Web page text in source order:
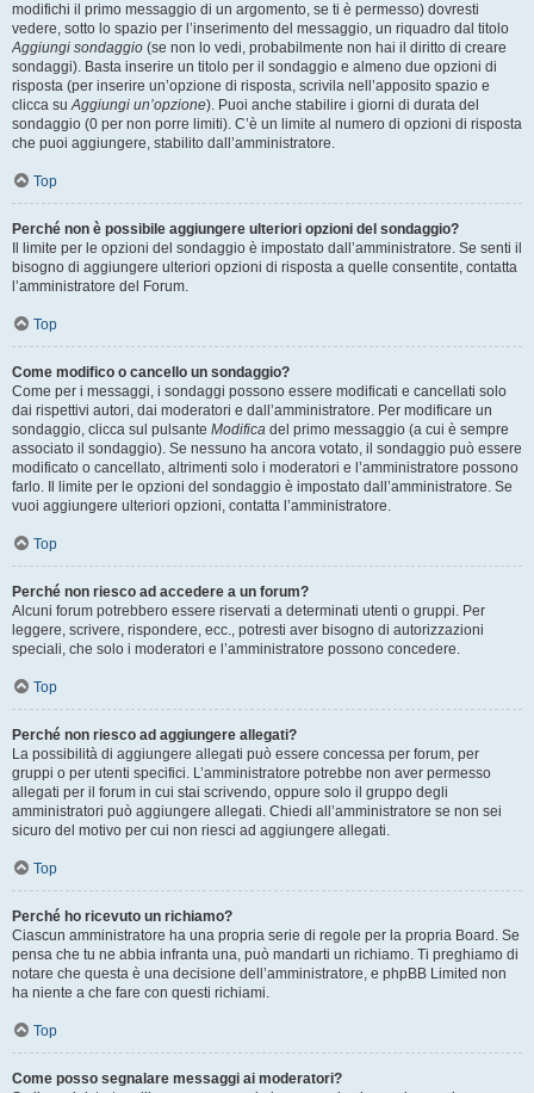
modifichi il primo messaggio di un argomento, se ti è permesso) dovresti
vedere, sotto lo spazio per l’inserimento del messaggio, un riquadro dal titolo
Aggiungi sondaggio (se non lo vedi, probabilmente non hai il diritto di creare
sondaggi). Basta inserire un titolo per il sondaggio e almeno due opzioni di
risposta (per inserire un’opzione di risposta, scrivila nell’apposito spazio e
clicca suAggiungi un’opzione). Puoi anche stabilire i giorni di durata del
sondaggio (0 per non porre limiti). C’è un limite al numero di opzioni di risposta
che puoi aggiungere, stabilito dall’amministratore.
Top
Perché non è possibile aggiungere ulteriori opzioni del sondaggio?
Il limite per le opzioni del sondaggio è impostato dall’amministratore. Se senti il
bisogno di aggiungere ulteriori opzioni di risposta a quelle consentite, contatta
l’amministratore del Forum.
Top
Come modifico o cancello un sondaggio?
Come per i messaggi, i sondaggi possono essere modificati e cancellati solo
dai rispettivi autori, dai moderatori e dall’amministratore. Per modificare un
sondaggio, clicca sul pulsante Modifica del primo messaggio (a cui è sempre
associato il sondaggio). Se nessuno ha ancora votato, il sondaggio può essere
modificato o cancellato, altrimenti solo i moderatori e l’amministratore possono
farlo. Il limite per le opzioni del sondaggio è impostato dall’amministratore. Se
vuoi aggiungere ulteriori opzioni, contatta l’amministratore.
Top
Perché non riesco ad accedere a un forum?
Alcuni forum potrebbero essere riservati a determinati utenti o gruppi. Per
leggere, scrivere, rispondere, ecc., potresti aver bisogno di autorizzazioni
speciali, che solo i moderatori e l’amministratore possono concedere.
Top
Perché non riesco ad aggiungere allegati?
La possibilità di aggiungere allegati può essere concessa per forum, per
gruppi o per utenti specifici. L’amministratore potrebbe non aver permesso
allegati per il forum in cui stai scrivendo, oppure solo il gruppo degli
amministratori può aggiungere allegati. Chiedi all’amministratore se non sei
sicuro del motivo per cui non riesci ad aggiungere allegati.
Top
Perché ho ricevuto un richiamo?
Ciascun amministratore ha una propria serie di regole per la propria Board. Se
pensa che tu ne abbia infranta una, può mandarti un richiamo. Ti preghiamo di
notare che questa è una decisione dell’amministratore, e phpBB Limited non
ha niente a che fare con questi richiami.
Top
Come posso segnalare messaggi ai moderatori?